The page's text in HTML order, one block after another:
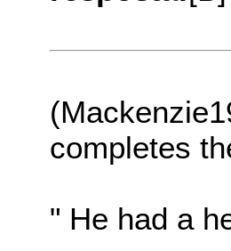
completes
" He had a